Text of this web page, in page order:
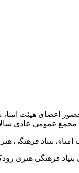
اعضای هیئت امنا،